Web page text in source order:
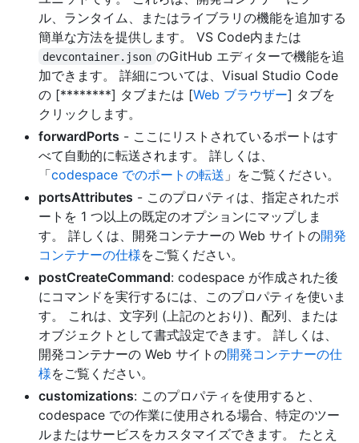
ル、ランタイム、またはライブラリの機能を追加する
簡単な方法を提供します。 VS Code内または
devcontainer.json のGitHub エディターで機能を追
加できます。 詳細については、Visual Studio Code
の [********] タブまたは [Web ブラウザー] タブを
クリックします。
forwardPorts - ここにリストされているポートはす
べて自動的に転送されます。 詳しくは、
「codespace でのポートの転送 」をご覧ください。
portsAttributes - このプロパティは、指定されたポ
ートを 1 つ以上の既定のオプションにマップしま
す。 詳しくは、開発コンテナーの Web サイトの開発
コンテナーの仕様をご覧ください。
postCreateCommand: codespace が作成された後
にコマンドを実行するには、このプロパティを使いま
す。 これは、文字列 (上記のとおり)、配列、または
オブジェクトとして書式設定できます。 詳しくは、
開発コンテナーの Web サイトの開発コンテナーの仕
様をご覧ください。
customizations: このプロパティを使用すると、
codespace での作業に使用される場合、特定のツー
ルまたはサービスをカスタマイズできます。 たとえ